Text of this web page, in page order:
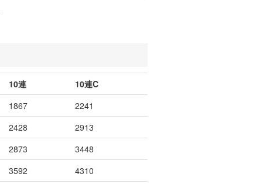
10連
10連C
1867
2241
2428
2913
2873
3448
3592
4310